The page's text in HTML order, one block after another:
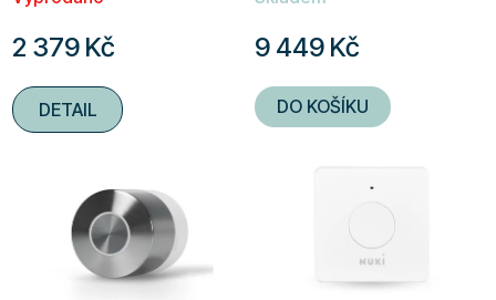
t
ů
2 379 Kč
DETAIL
9 449 Kč
DO KOŠÍKU